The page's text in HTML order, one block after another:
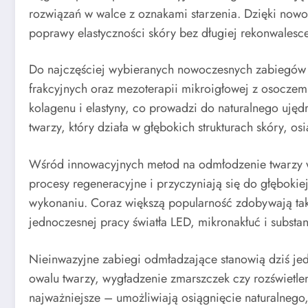
rozwiązań w walce z oznakami starzenia. Dzięki
poprawy elastyczności skóry bez długiej
Do najczęściej wybieranych nowoczesnych
frakcyjnych oraz mezoterapii mikroigłowej z
kolagenu i elastyny, co prowadzi do naturalnego
twarzy, który działa w głębokich strukturach skóry,
Wśród innowacyjnych metod na odmłodzenie
procesy regeneracyjne i przyczyniają się do
wykonaniu. Coraz większą popularność zdobywają
jednoczesnej pracy światła LED, mikronakłuć i
Nieinwazyjne zabiegi odmładzające stanowią dziś
owalu twarzy, wygładzenie zmarszczek czy
najważniejsze – umożliwiają osiągnięcie